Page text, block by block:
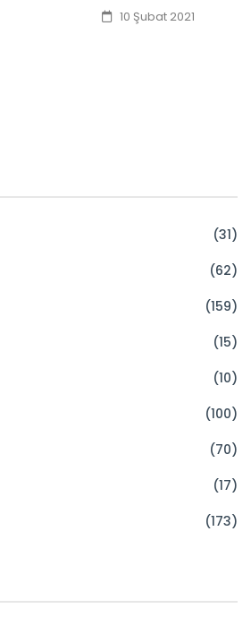
10 Şubat 2021
(31)
(62)
(159)
(15)
(10)
(100)
(70)
(17)
(173)